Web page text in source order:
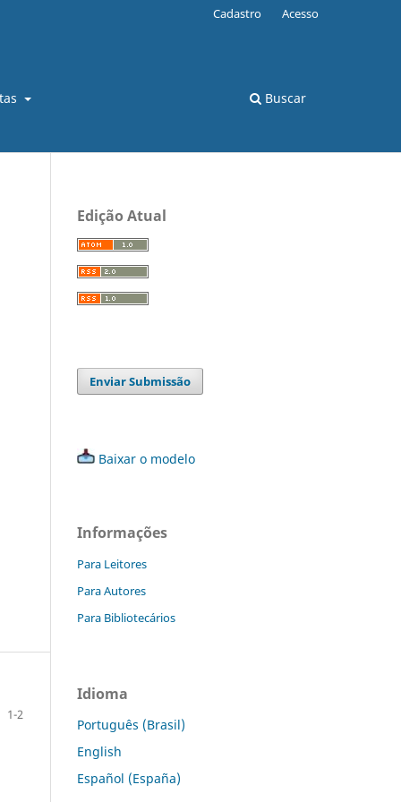
Buscar
Cadastro Acesso
1-2
Edição Atual
Enviar Submissão
Baixar o modelo
Informações
Para Leitores
Para Autores
Para Bibliotecários
Idioma
Português (Brasil)
English
Español (España)